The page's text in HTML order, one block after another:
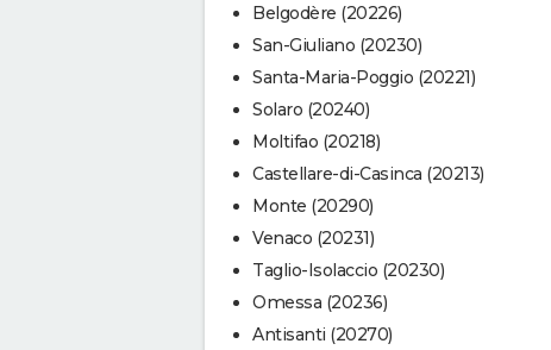
Belgodère (20226)
San-Giuliano (20230)
Santa-Maria-Poggio (20221)
Solaro (20240)
Moltifao (20218)
Castellare-di-Casinca (20213)
Monte (20290)
Venaco (20231)
Taglio-Isolaccio (20230)
Omessa (20236)
Antisanti (20270)